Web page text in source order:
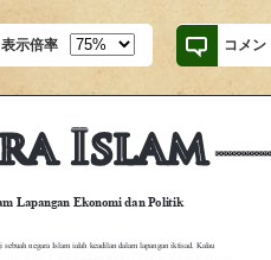
表示倍率 コメン